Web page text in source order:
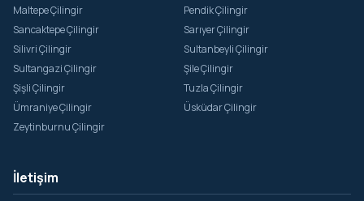
Maltepe Çilingir
Pendik Çilingir
Sancaktepe Çilingir
Sarıyer Çilingir
Silivri Çilingir
Sultanbeyli Çilingir
Sultangazi Çilingir
Şile Çilingir
Şişli Çilingir
Tuzla Çilingir
Ümraniye Çilingir
Üsküdar Çilingir
Zeytinburnu Çilingir
İletişim